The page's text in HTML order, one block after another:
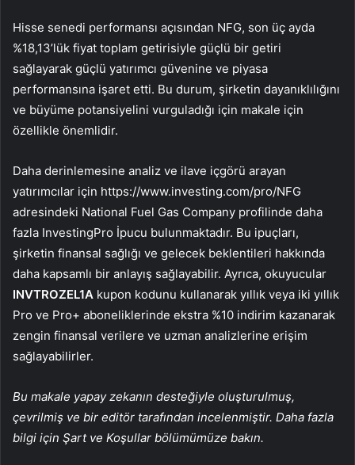
Hisse senedi performansı açısından NFG, son üç ayda
%18,13’lük fiyat toplam getirisiyle güçlü bir getiri
sağlayarak güçlü yatırımcı güvenine ve piyasa
performansına işaret etti. Bu durum, şirketin dayanıklılığını
ve büyüme potansiyelini vurguladığı için makale için
özellikle önemlidir.
Daha derinlemesine analiz ve ilave içgörü arayan
yatırımcılar için https://www.investing.com/pro/NFG
adresindeki National Fuel Gas Company profilinde daha
fazla InvestingPro İpucu bulunmaktadır. Bu ipuçları,
şirketin finansal sağlığı ve gelecek beklentileri hakkında
daha kapsamlı bir anlayış sağlayabilir. Ayrıca, okuyucular
INVTROZEL1A kupon kodunu kullanarak yıllık veya iki yıllık
Pro ve Pro+ aboneliklerinde ekstra %10 indirim kazanarak
zengin finansal verilere ve uzman analizlerine erişim
sağlayabilirler.
Bu makale yapay zekanın desteğiyle oluşturulmuş,
çevrilmiş ve bir editör tarafından incelenmiştir. Daha fazla
bilgi için Şart ve Koşullar bölümümüze bakın.